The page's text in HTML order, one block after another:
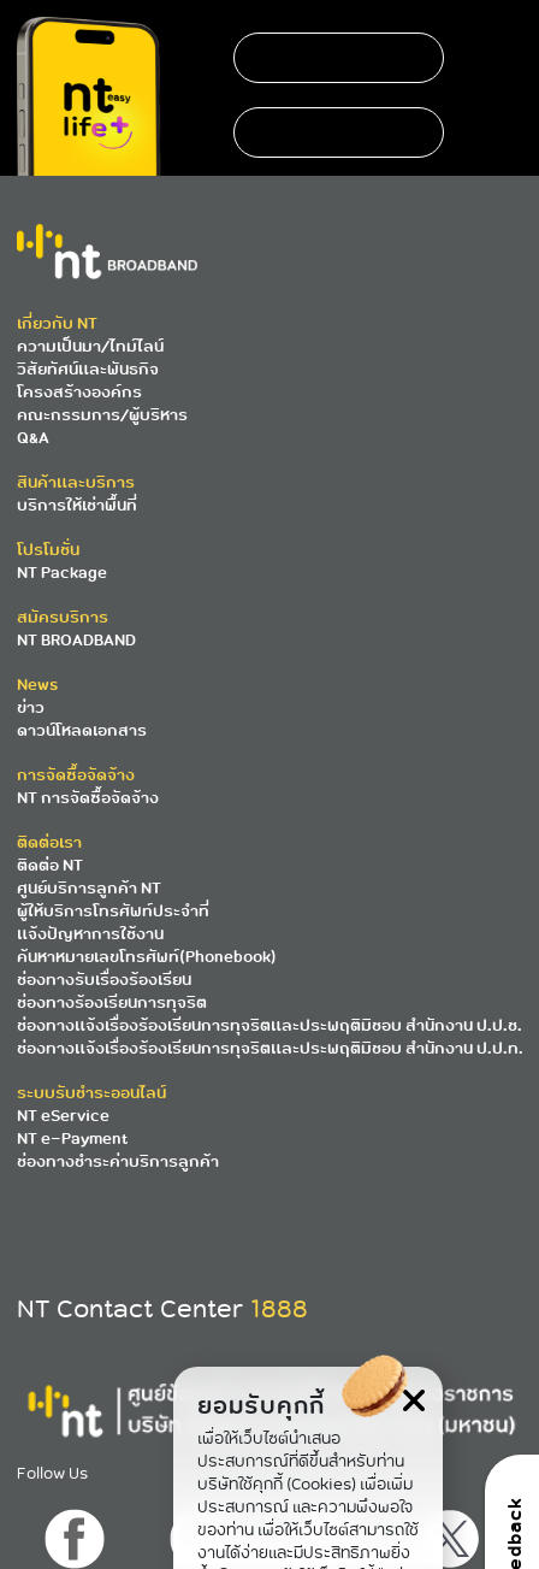
feedback
ยอมรับคุกกี้
เพื่อให้เว็บไซต์นำเสนอ
ประสบการณ์ที่ดีขึ้นสำหรับท่าน
บริษัทใช้คุกกี้ (Cookies) เพื่อเพิ่ม
ประสบการณ์ และความพึงพอใจ
ของท่าน เพื่อให้เว็บไซต์สามารถใช้
งานได้ง่ายและมีประสิทธิภาพยิ่ง
เกี่ยวกับ NT
ความเป็นมา/ไทม์ไลน์
วิสัยทัศน์และพันธกิจ
โครงสร้างองค์กร
คณะกรรมการ/ผู้บริหาร
Q&A
สินค้าและบริการ
บริการให้เช่าพื้นที่
โปรโมชั่น
NT Package
สมัครบริการ
NT BROADBAND
News
ข่าว
ดาวน์โหลดเอกสาร
การจัดซื้อจัดจ้าง
NT การจัดซื้อจัดจ้าง
ติดต่อเรา
ติดต่อ NT
ศูนย์บริการลูกค้า NT
ผู้ให้บริการโทรศัพท์ประจำที่
แจ้งปัญหาการใช้งาน
ค้นหาหมายเลขโทรศัพท์(Phonebook)
ช่องทางรับเรื่องร้องเรียน
ช่องทางร้องเรียนการทุจริต
ช่องทางแจ้งเรื่องร้องเรียนการทุจริตและประพฤติมิชอบ สำนักงาน ป.ป.ช.
ช่องทางแจ้งเรื่องร้องเรียนการทุจริตและประพฤติมิชอบ สำนักงาน ป.ป.ท.
ระบบรับชำระออนไลน์
NT eService
NT e-Payment
ช่องทางชำระค่าบริการลูกค้า
NT Contact Center 1888
Follow Us